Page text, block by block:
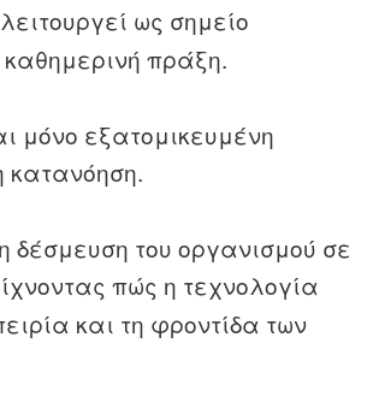
ως σημείο
πράξη.
μόνο εξατομικευμένη
κατανόηση.
του οργανισμού σε
πώς η τεχνολογία
και τη φροντίδα των